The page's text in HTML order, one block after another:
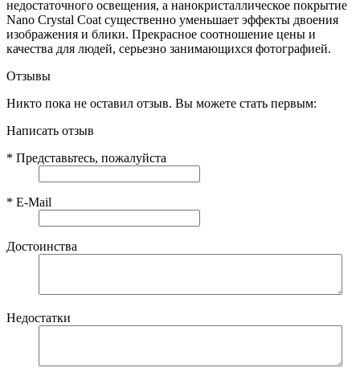
недостаточного освещения, а нанокристаллическое покрытие
Nano Crystal Coat существенно уменьшает эффекты двоения
изображения и блики. Прекрасное соотношение цены и
качества для людей, серьезно занимающихся фотографией.
Отзывы
Никто пока не оставил отзыв. Вы можете стать первым:
Написать отзыв
* Представьтесь, пожалуйста
* E-Mail
Достоинства
Недостатки